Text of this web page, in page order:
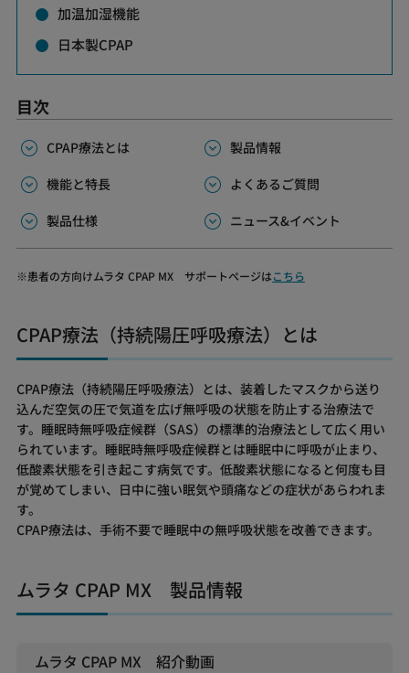
加温加湿機能
日本製CPAP
目次
CPAP療法とは
製品情報
機能と特長
よくあるご質問
製品仕様
ニュース&イベント
患者の方向けムラタ CPAP MX サポートページはこちら
CPAP療法（持続陽圧呼吸療法）とは
CPAP療法（持続陽圧呼吸療法）とは、装着したマスクから送り
込んだ空気の圧で気道を広げ無呼吸の状態を防止する治療法で
す。睡眠時無呼吸症候群（SAS）の標準的治療法として広く用い
られています。睡眠時無呼吸症候群とは睡眠中に呼吸が止まり、
低酸素状態を引き起こす病気です。低酸素状態になると何度も目
が覚めてしまい、日中に強い眠気や頭痛などの症状があらわれま
す。
CPAP療法は、手術不要で睡眠中の無呼吸状態を改善できます。
ムラタ CPAP MX 製品情報
ムラタ CPAP MX 紹介動画